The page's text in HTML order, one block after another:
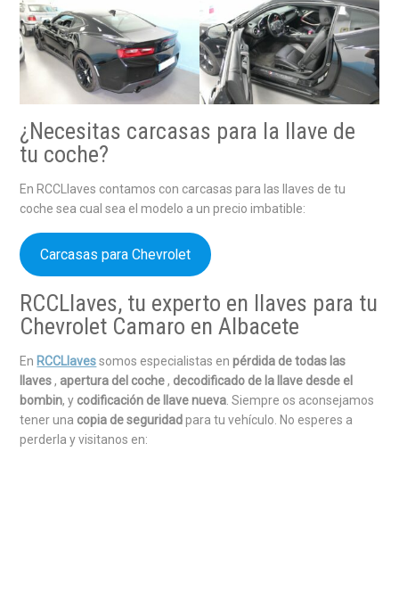
¿Necesitas carcasas para la llave de
tu coche?
En RCCLlaves contamos con carcasas para las llaves de tu
coche sea cual sea el modelo a un precio imbatible:
Carcasas para Chevrolet
RCCLlaves, tu experto en llaves para tu
Chevrolet Camaro en Albacete
En RCCLlavessomos especialistas enpérdida de todas las
llaves, apertura del coche, decodificado de la llave desde el
bombin, y codificación de llave nueva . Siempre os aconsejamos
tener una copia de seguridadpara tu vehículo. No esperes a
perderla y visitanos en: